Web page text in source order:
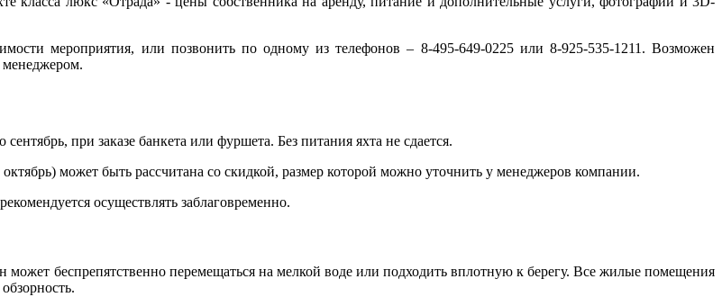
мероприятия, или позвонить по одному из телефонов – 8-495-649-0225 или 8-925-535-1211. Возможен
менеджером.
при заказе банкета или фуршета. Без питания яхта не сдается.
может быть рассчитана со скидкой, размер которой можно уточнить у менеджеров компании.
осуществлять заблаговременно.
беспрепятственно перемещаться на мелкой воде или подходить вплотную к берегу. Все жилые помещения